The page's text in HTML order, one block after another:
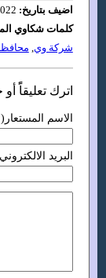
اضيف بتاريخ:
كلمات شكاوي
شركة وي,
اترك تعليقاًً
الاسم
البريد